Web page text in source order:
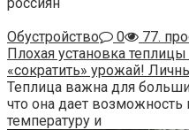
Обустройство
0
77.
Плохая установка
«сократить» урожай!
Теплица важна для
что она дает
температуру и